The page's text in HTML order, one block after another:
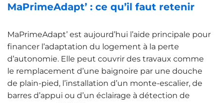
MaPrimeAdapt’ : ce qu’il faut retenir
MaPrimeAdapt’ est aujourd’hui l’aide principale pour
financer l’adaptation du logement à la perte
d’autonomie. Elle peut couvrir des travaux comme
le remplacement d’une baignoire par une douche
de plain-pied, l’installation d’un monte-escalier, de
barres d’appui ou d’un éclairage à détection de